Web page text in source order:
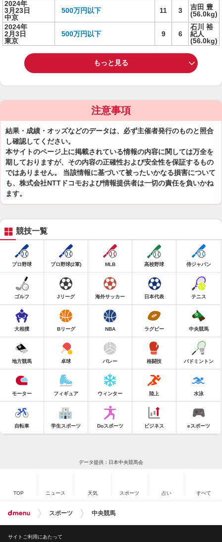
2024年
3月23日
中京
500万円以下 11 3
吉田 豊
(56.0kg)
2024年
2月3日
東京
500万円以下 9 6
石川 裕
紀人
(56.0kg)
もっと見る
注意事項
結果・成績・オッズなどのデータは、必ず主催者発行のものと照合
し確認してください。
本サイトのページ上に掲載されている情報の内容に関しては万全を
期しておりますが、その内容の正確性および安全性を保証するもの
ではありません。 当該情報に基づいて被ったいかなる損害について
も、株式会社NTTドコモおよび情報提供者は一切の責任を負いかね
ます。
競技一覧
プロ野球 プロ野球(2軍) MLB 高校野球 侍ジャパン
ゴルフ Jリーグ 海外サッカー 日本代表 テニス
大相撲 Bリーグ NBA ラグビー 中央競馬
地方競馬 卓球 バレー 格闘技 バドミントン
モーター フィギュア ウィンター 陸上 水泳
自転車 学生スポーツ Doスポーツ ビジネス eスポーツ
データ提供：日本中央競馬会
TOP ニュース 天気 スポーツ 占い すべて
スポーツ 中央競馬
サイトご利用にあたって